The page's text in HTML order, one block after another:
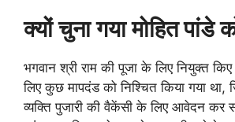
क्यों चुना गया मोहित पांडे
भगवान श्री राम की पूजा के लिए नियुक्त
लिए कुछ मापदंड को निश्चित किया गया था,
व्यक्ति पुजारी की वैकेंसी के लिए आवेदन कर